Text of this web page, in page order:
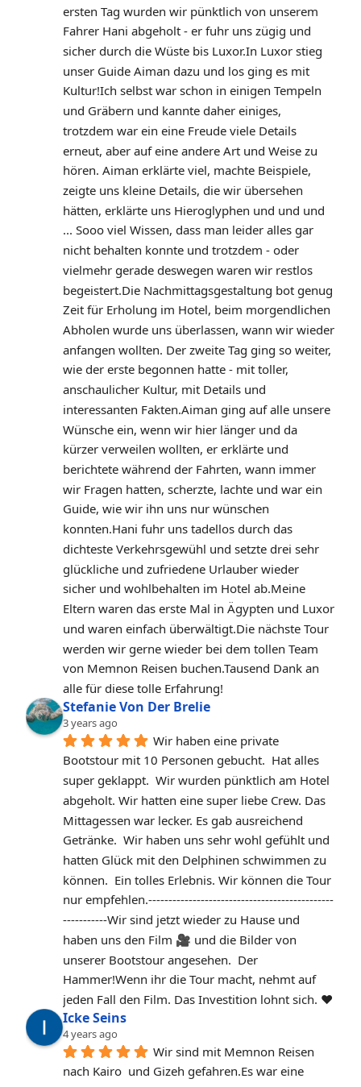
ersten Tag wurden wir pünktlich von unserem
Fahrer Hani abgeholt - er fuhr uns zügig und
sicher durch die Wüste bis Luxor.In Luxor stieg
unser Guide Aiman dazu und los ging es mit
Kultur!Ich selbst war schon in einigen Tempeln
und Gräbern und kannte daher einiges,
trotzdem war ein eine Freude viele Details
erneut, aber auf eine andere Art und Weise zu
hören. Aiman erklärte viel, machte Beispiele,
zeigte uns kleine Details, die wir übersehen
hätten, erklärte uns Hieroglyphen und und und
... Sooo viel Wissen, dass man leider alles gar
nicht behalten konnte und trotzdem - oder
vielmehr gerade deswegen waren wir restlos
begeistert.Die Nachmittagsgestaltung bot genug
Zeit für Erholung im Hotel, beim morgendlichen
Abholen wurde uns überlassen, wann wir wieder
anfangen wollten. Der zweite Tag ging so weiter,
wie der erste begonnen hatte - mit toller,
anschaulicher Kultur, mit Details und
interessanten Fakten.Aiman ging auf alle unsere
Wünsche ein, wenn wir hier länger und da
kürzer verweilen wollten, er erklärte und
berichtete während der Fahrten, wann immer
wir Fragen hatten, scherzte, lachte und war ein
Guide, wie wir ihn uns nur wünschen
konnten.Hani fuhr uns tadellos durch das
dichteste Verkehrsgewühl und setzte drei sehr
glückliche und zufriedene Urlauber wieder
sicher und wohlbehalten im Hotel ab.Meine
Eltern waren das erste Mal in Ägypten und Luxor
und waren einfach überwältigt.Die nächste Tour
werden wir gerne wieder bei dem tollen Team
von Memnon Reisen buchen.Tausend Dank an
alle für diese tolle Erfahrung!
Stefanie Von Der Brelie
3 years ago
Wir haben eine private
Bootstour mit 10 Personen gebucht.  Hat alles
super geklappt.  Wir wurden pünktlich am Hotel
abgeholt. Wir hatten eine super liebe Crew. Das
Mittagessen war lecker. Es gab ausreichend
Getränke.  Wir haben uns sehr wohl gefühlt und
hatten Glück mit den Delphinen schwimmen zu
können.  Ein tolles Erlebnis. Wir können die Tour
nur empfehlen.‐----‐----------------------------------------
-----------Wir sind jetzt wieder zu Hause und
haben uns den Film 🎥 und die Bilder von
unserer Bootstour angesehen.  Der
Hammer!Wenn ihr die Tour macht, nehmt auf
jeden Fall den Film. Das Investition lohnt sich. ❤️
Icke Seins
4 years ago
Wir sind mit Memnon Reisen
nach Kairo  und Gizeh gefahren.Es war eine